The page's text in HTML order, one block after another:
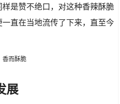
是赞不绝口，对这种香辣酥脆
直在当地流传了下来，直至今
展